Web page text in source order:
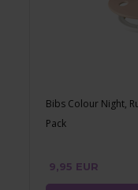
Bibs Colour Night,
Pack
9,95 EUR